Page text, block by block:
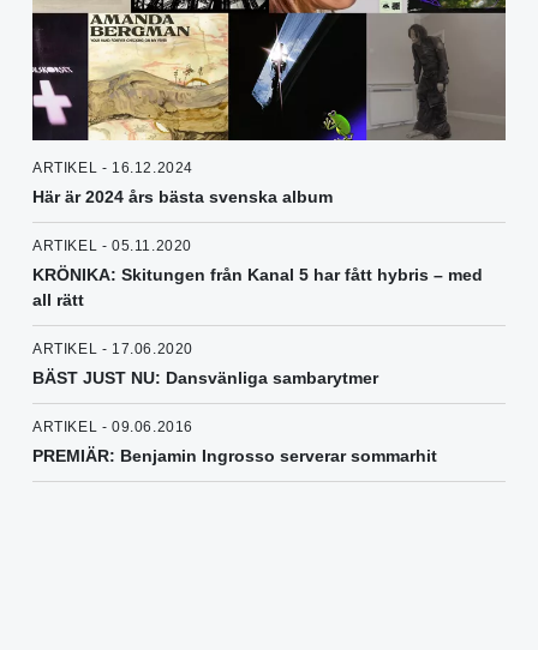
ARTIKEL - 16.12.2024
Här är 2024 års bästa svenska album
ARTIKEL - 05.11.2020
KRÖNIKA: Skitungen från Kanal 5 har fått hybris – med
all rätt
ARTIKEL - 17.06.2020
BÄST JUST NU: Dansvänliga sambarytmer
ARTIKEL - 09.06.2016
PREMIÄR: Benjamin Ingrosso serverar sommarhit